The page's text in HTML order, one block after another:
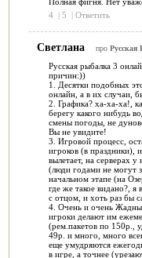
4 | 5 | Ответить
Светлана про Русская
Русская рыбалка 3
причин:))
1. Десятки подобных
онлайн, а в их случаи,
2. Графика? ха-ха-ха!,
берегу какого нибудь
смены погоды, не
Вы не увидите!
3. Игровой процесс,
игроков (в праздники),
вылетает, на серверах
(люди годами не могут
начальном этапе (на
где же такое видано?,
с отцом, и хоть раз бы
4. Очень и очень
игроки делают им
(рем.пакетов по 150р.,
49р. и много, много
еще умудряются
в игре, а точнее